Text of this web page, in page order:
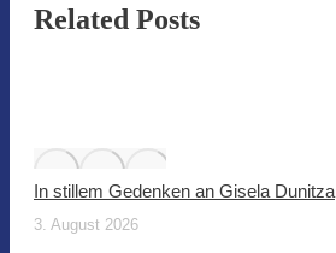
Related Posts
In stillem Gedenken an Gisela Dunitza
3. August 2026